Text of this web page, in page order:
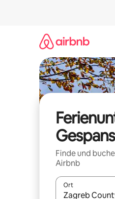
Finde und
Airbnb
Ort
Wenn